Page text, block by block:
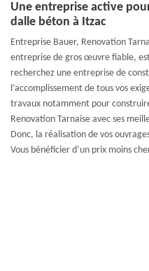
Une entreprise active
dalle béton à Itzac
Entreprise Bauer, Renovation
entreprise de gros œuvre fiable,
recherchez une entreprise de
l’accomplissement de tous vos
travaux notamment pour
Renovation Tarnaise avec ses
Donc, la réalisation de vos
Vous bénéficier d’un prix moins